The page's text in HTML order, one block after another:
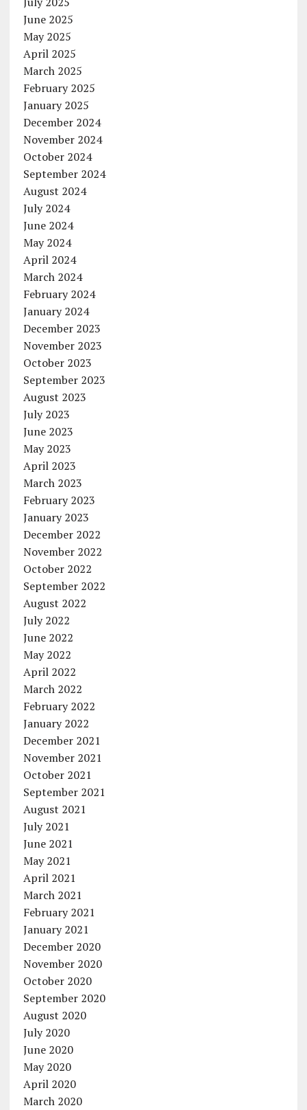
June 2025
May 2025
April 2025
March 2025
February 2025
January 2025
December 2024
November 2024
October 2024
September 2024
August 2024
July 2024
June 2024
May 2024
April 2024
March 2024
February 2024
January 2024
December 2023
November 2023
October 2023
September 2023
August 2023
July 2023
June 2023
May 2023
April 2023
March 2023
February 2023
January 2023
December 2022
November 2022
October 2022
September 2022
August 2022
July 2022
June 2022
May 2022
April 2022
March 2022
February 2022
January 2022
December 2021
November 2021
October 2021
September 2021
August 2021
July 2021
June 2021
May 2021
April 2021
March 2021
February 2021
January 2021
December 2020
November 2020
October 2020
September 2020
August 2020
July 2020
June 2020
May 2020
April 2020
March 2020